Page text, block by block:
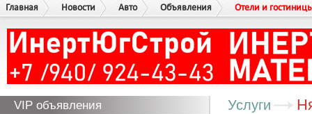
Главная
Новости Авто Объявления Отели и
VIP объявления Услуги